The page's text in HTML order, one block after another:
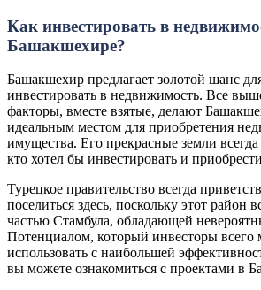
Как инвестировать в
Башакшехире?
Башакшехир предлагает золотой шанс
инвестировать в недвижимость. Все
факторы, вместе взятые, делают
идеальным местом для приобретения
имущества. Его прекрасные земли
кто хотел бы инвестировать и
Турецкое правительство всегда
поселиться здесь, поскольку этот район
частью Стамбула, обладающей
Потенциалом, который инвесторы всего
использовать с наибольшей
вы можете ознакомиться с проектами в